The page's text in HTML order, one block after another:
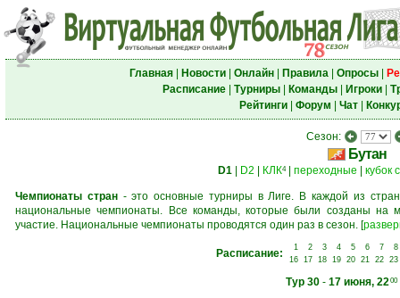
Главная| Новости| Онлайн| Правила| Опросы|
Расписание| Турниры| Команды| Игроки|
Рейтинги| Форум Чат|
Сезон:
Бутан
D1 D2 КЛК4| переходные кубок
Чемпионаты стран- это основные турниры в Лиге. В каждой из
национальные чемпионаты. Все команды, которые были созданы на
участие. Национальные чемпионаты проводятся один раз в сезон. [
Расписание: 1 2 3 4 5 6 7
8
16
17 18 19 20 21 22 23
Тур 30- 17 июня, 2200